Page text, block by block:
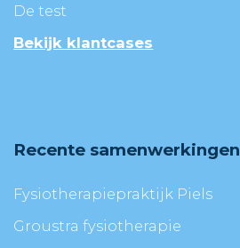
De test
Bekijk klantcases
Recente samenwerkingen
Fysiotherapiepraktijk Piels
Groustra fysiotherapie